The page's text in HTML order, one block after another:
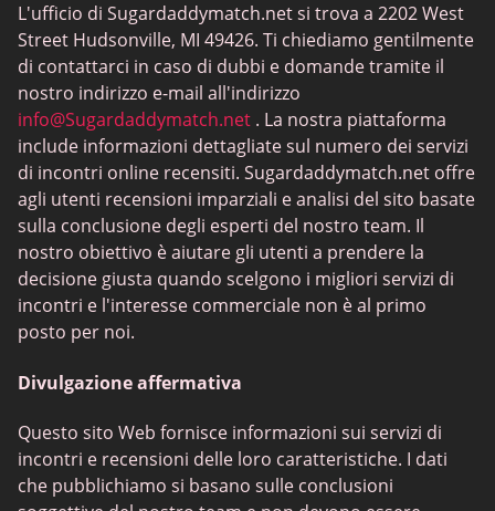
Ashley Madison
Millionaire Match
Miss Travel
RichMeetBeautiful
SugarBook
Together2Night
L'ufficio di Sugardaddymatch.net si trova a 2202 West
Street Hudsonville, MI 49426. Ti chiediamo gentilmente
di contattarci in caso di dubbi e domande tramite il
nostro indirizzo e-mail all'indirizzo
info@Sugardaddymatch.net . La nostra piattaforma
include informazioni dettagliate sul numero dei servizi
di incontri online recensiti. Sugardaddymatch.net offre
agli utenti recensioni imparziali e analisi del sito basate
sulla conclusione degli esperti del nostro team. Il
nostro obiettivo è aiutare gli utenti a prendere la
decisione giusta quando scelgono i migliori servizi di
incontri e l'interesse commerciale non è al primo
posto per noi.
Divulgazione affermativa
Questo sito Web fornisce informazioni sui servizi di
incontri e recensioni delle loro caratteristiche. I dati
che pubblichiamo si basano sulle conclusioni